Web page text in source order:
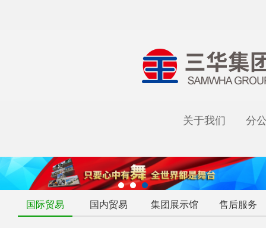
关于我们 分
国际贸易 国内贸易 集团展示馆 售后服务